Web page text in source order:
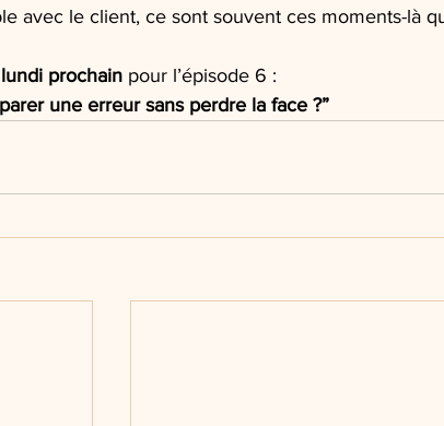
avec le client, ce sont souvent ces moments-là
prochain pour l’épisode 6 :
une erreur sans perdre la face ?”